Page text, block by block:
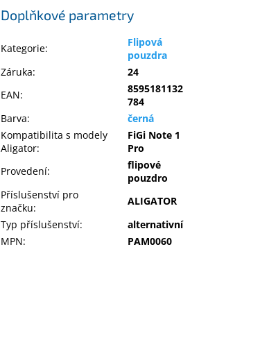
Doplňkové parametry
Kategorie:
Flipová
pouzdra
Záruka:
24
EAN:
8595181132
784
Barva:
černá
Kompatibilita s modely
Aligator:
FiGi Note 1
Pro
Provedení:
flipové
pouzdro
Příslušenství pro
značku:
ALIGATOR
Typ příslušenství:
alternativní
MPN: PAM0060